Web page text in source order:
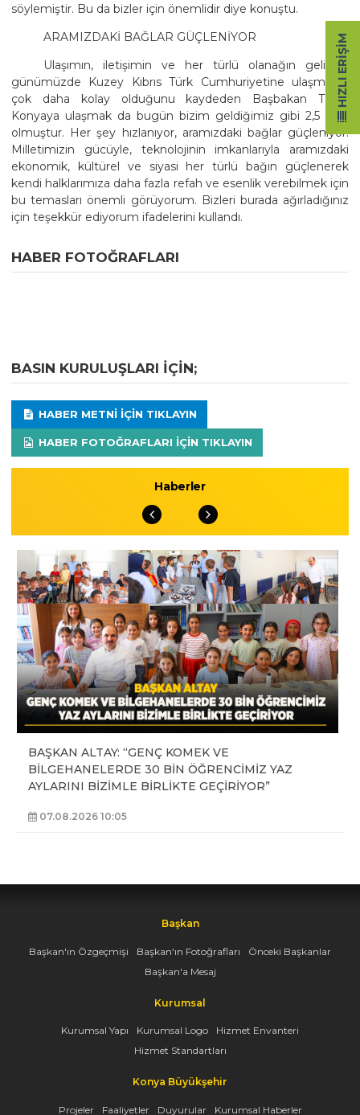
söylemiştir. Bu da bizler için önemlidir diye konuştu.
ARAMIZDAKİ BAĞLAR GÜÇLENİYOR
Ulaşımın, iletişimin ve her türlü olanağın geliştiği
günümüzde Kuzey Kıbrıs Türk Cumhuriyetine ulaşmanın
çok daha kolay olduğunu kaydeden Başbakan Tatar,
Konyaya ulaşmak da bugün bizim geldiğimiz gibi 2,5 saat
olmuştur. Her şey hızlanıyor, aramızdaki bağlar güçleniyor.
Milletimizin gücüyle, teknolojinin imkanlarıyla aramızdaki
ekonomik, kültürel ve siyasi her türlü bağın güçlenerek
kendi halklarımıza daha fazla refah ve esenlik verebilmek için
bu temasları önemli görüyorum. Bizleri burada ağırladığınız
için teşekkür ediyorum ifadelerini kullandı.
HABER FOTOĞRAFLARI
BASIN KURULUŞLARI IÇIN;
HABER METNI IÇIN TIKLAYIN
HABER FOTOĞRAFLARI IÇIN TIKLAYIN
Haberler
BAŞKAN ALTAY: “GENÇ KOMEK VE
BİLGEHANELERDE 30 BİN ÖĞRENCİMİZ YAZ
AYLARINI BİZİMLE BİRLİKTE GEÇİRİYOR”
07.08.2026 10:05
Başkan
Başkan'ın Özgeçmişi Başkan'ın Fotoğrafları
Önceki Başkanlar
Başkan'a Mesaj
Kurumsal
Kurumsal Yapı Kurumsal Logo
Hizmet Envanteri
Hizmet Standartları
Konya Büyükşehir
Projeler Faaliyetler Duyurular Kurumsal Haberler
HIZLI ERIŞIM